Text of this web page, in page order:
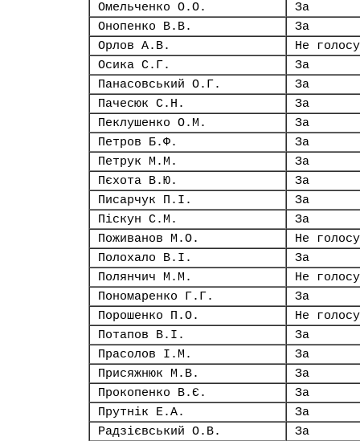
Омельченко О.О.
За
Онопенко В.В.
За
Орлов А.В.
Не
Осика С.Г.
За
Панасовський О.Г.
За
Пачесюк С.Н.
За
Пеклушенко О.М.
За
Петров Б.Ф.
За
Петрук М.М.
За
Пєхота В.Ю.
За
Писарчук П.І.
За
Піскун С.М.
За
Поживанов М.О.
Не
Полохало В.І.
За
Полянчич М.М.
Не
Пономаренко Г.Г.
За
Порошенко П.О.
Не
Потапов В.І.
За
Прасолов І.М.
За
Присяжнюк М.В.
За
Прокопенко В.Є.
За
Прутнік Е.А.
За
Радзієвський О.В.
За